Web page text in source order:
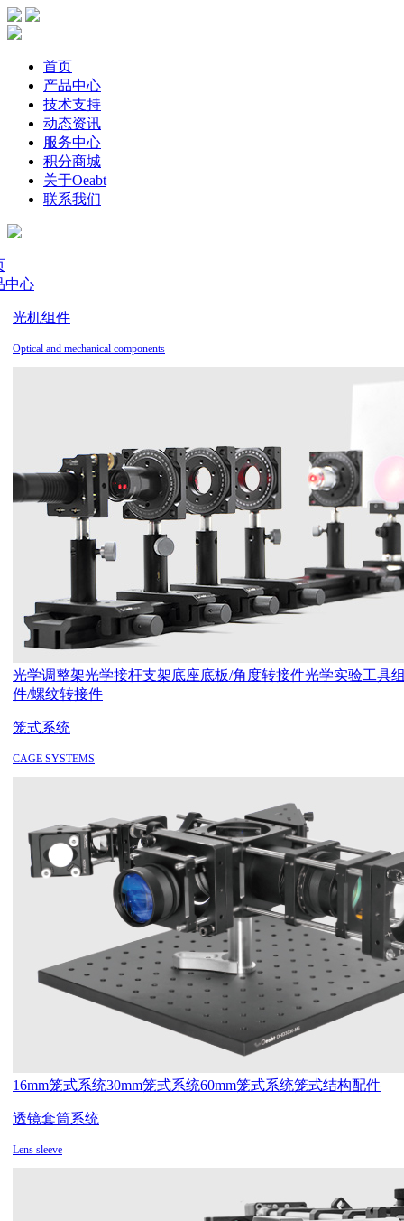
首页
产品中心
技术支持
动态资讯
服务中心
积分商城
关于Oeabt
联系我们
中心
光机组件
Optical and mechanical components
光学调整架光学接杆支架底座底板/角度转接件光学实验工具
件/螺纹转接件
笼式系统
CAGE SYSTEMS
16mm笼式系统30mm笼式系统60mm笼式系统笼式结构配件
透镜套筒系统
Lens sleeve